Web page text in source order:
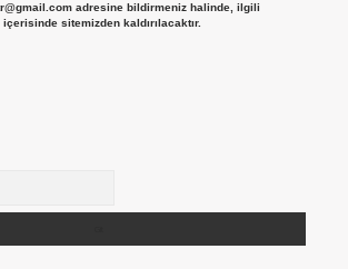
adresine bildirmeniz halinde, ilgili
sitemizden kaldırılacaktır.